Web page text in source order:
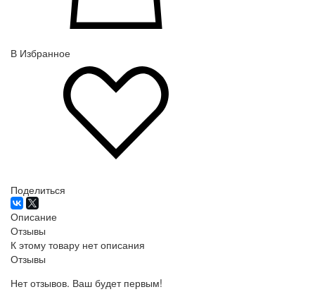
В Избранное
Поделиться
Описание
Отзывы
К этому товару нет описания
Отзывы
Нет отзывов. Ваш будет первым!